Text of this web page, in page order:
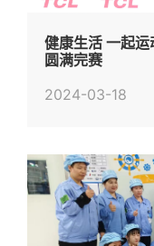
健康生活 一起
圆满完赛
2024-03-18